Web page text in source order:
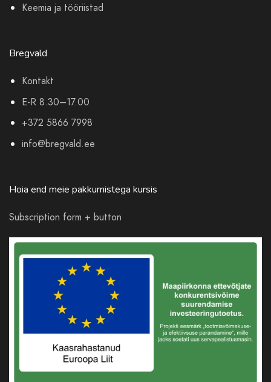
Keemia ja tööriistad
Bregvald
Kontakt
E-R 8.30–17.00
+372 5866 7998
info@bregvald.ee
Hoia end meie pakkumistega kursis
Subscription form + button